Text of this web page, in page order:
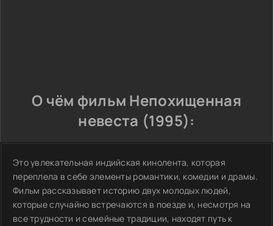
О чём фильм Непохищенная
невеста (1995):
Это увлекательная индийская кинолента, которая
переплела в себе элементы романтики, комедии и драмы.
Фильм рассказывает историю двух молодых людей,
которые случайно встречаются в поезде и, несмотря на
все трудности и семейные традиции, находят путь к